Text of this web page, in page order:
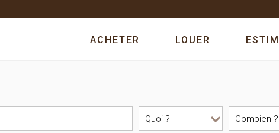
ACHETER LOUER